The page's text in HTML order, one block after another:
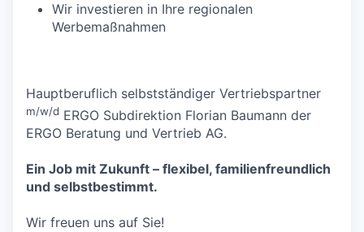
Wir investieren in Ihre regionalen
Werbemaßnahmen
Hauptberuflich selbstständiger Vertriebspartner
m/w/d ERGO Subdirektion Florian Baumann der
ERGO Beratung und Vertrieb AG.
Ein Job mit Zukunft – flexibel, familienfreundlich
und selbstbestimmt.
Wir freuen uns auf Sie!